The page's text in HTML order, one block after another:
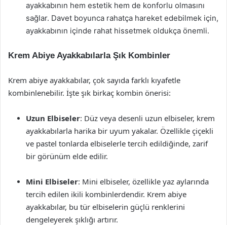
ayakkabının hem estetik hem de konforlu olmasını
sağlar. Davet boyunca rahatça hareket edebilmek için,
ayakkabının içinde rahat hissetmek oldukça önemli.
Krem Abiye Ayakkabılarla Şık Kombinler
Krem abiye ayakkabılar, çok sayıda farklı kıyafetle
kombinlenebilir. İşte şık birkaç kombin önerisi:
Uzun Elbiseler: Düz veya desenli uzun elbiseler, krem
ayakkabılarla harika bir uyum yakalar. Özellikle çiçekli
ve pastel tonlarda elbiselerle tercih edildiğinde, zarif
bir görünüm elde edilir.
Mini Elbiseler: Mini elbiseler, özellikle yaz aylarında
tercih edilen ikili kombinlerdendir. Krem abiye
ayakkabılar, bu tür elbiselerin güçlü renklerini
dengeleyerek şıklığı artırır.